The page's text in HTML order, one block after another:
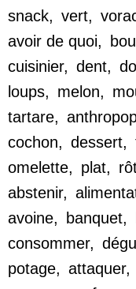
snack, vert,
avoir de quoi,
cuisinier, dent,
loups, melon,
tartare,
cochon, dessert,
omelette, plat,
abstenir,
avoine, banquet,
consommer,
potage, attaquer,